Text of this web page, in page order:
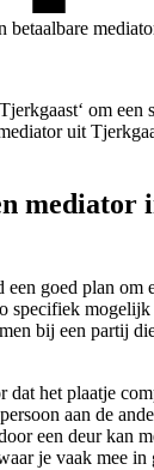
betaalbare
om een
uit
mediator
goed plan om
specifiek
bij een partij
dat het plaatje
aan de
een deur kan
je vaak mee in